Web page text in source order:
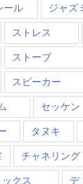
ール ジャズ
ストレス
ストーブ
スピーカー
セッケン
タヌキ
チャネリング
クス デ